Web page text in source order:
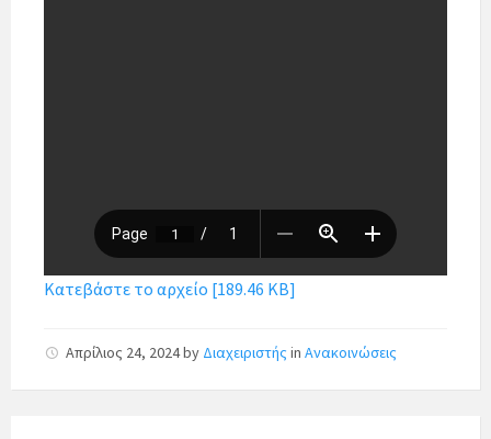
Κατεβάστε το αρχείο [189.46 KB]
Απρίλιος 24, 2024by Διαχειριστής in Ανακοινώσεις